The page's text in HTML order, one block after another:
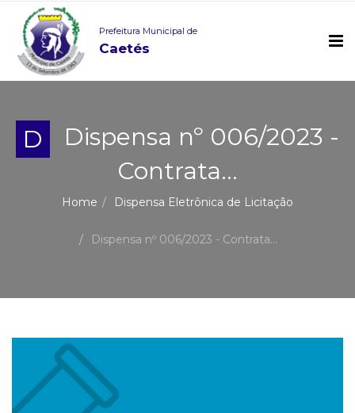
Prefeitura Municipal de
Caetés
D
Dispensa nº 006/2023 -
Contrata...
Home Dispensa Eletrônica de Licitação
Dispensa nº 006/2023 - Contrata...